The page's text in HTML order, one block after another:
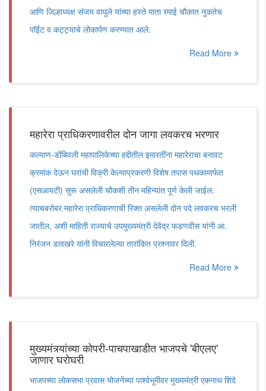
आणि जिल्हाध्यक्ष संजय वाघुले यांच्या हस्ते माता रमाई चौकात नुकतेच
पॉईंट व कट्ट्याचे लोकार्पण करण्यात आले.
Read More
महारेरा प्राधिकरणावरील दोन जागा लवकरच भरणार
कल्याण-डोंबिवली महापालिकेच्या हद्दीतील इमारतींना महारेराचा बनावट
क्रमांक देऊन घरांची विक्री केल्याप्रकरणी विशेष तपास पथकामार्फत
(एसआयटी) सुरू असलेली चौकशी तीन महिन्यांत पूर्ण केली जाईल.
त्याचबरोबर महारेरा प्राधिकरणाची रिक्त असलेली दोन पदे लवकरच भरली
जातील, अशी माहिती राज्याचे उपमुख्यमंत्री देवेंद्र फडणवीस यांनी आ.
निरंजन डावखरे यांनी विचारलेल्या तारांकित प्रश्नावर दिली.
Read More
मुख्यमंत्र्यांच्या कोपरी-पाचपाखाडीत भाजपचे 'बीएलए'
जाणार घरोघरी
भाजपच्या लोकसभा प्रवास योजनेंच्या पार्श्वभूमीवर मुख्यमंत्री एकनाथ शिंदे